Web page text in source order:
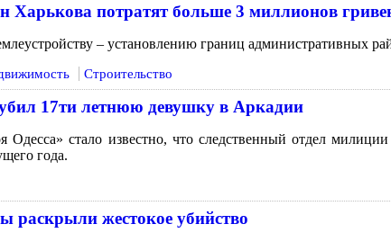
Харькова потратят больше 3 миллионов
– установлению границ административных
Строительство
17ти летнюю девушку в Аркадии
стало известно, что следственный отдел
года.
раскрыли жестокое убийство